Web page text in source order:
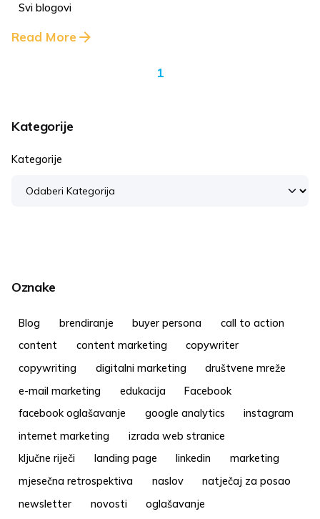
Svi blogovi
Read More
1
Kategorije
Kategorije
Oznake
Blog brendiranje buyer persona
call to action
content
content marketing
copywriter
copywriting
digitalni marketing
društvene mreže
e-mail marketing
edukacija
Facebook
facebook oglašavanje
google analytics
instagram
internet marketing
izrada web stranice
ključne riječi
landing page linkedin
marketing
mjesečna retrospektiva
naslov
natječaj za posao
newsletter
novosti
oglašavanje